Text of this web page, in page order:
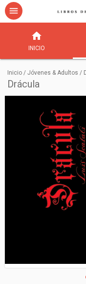
INICIO
Inicio / Jóvenes & Adultos /
Drácula